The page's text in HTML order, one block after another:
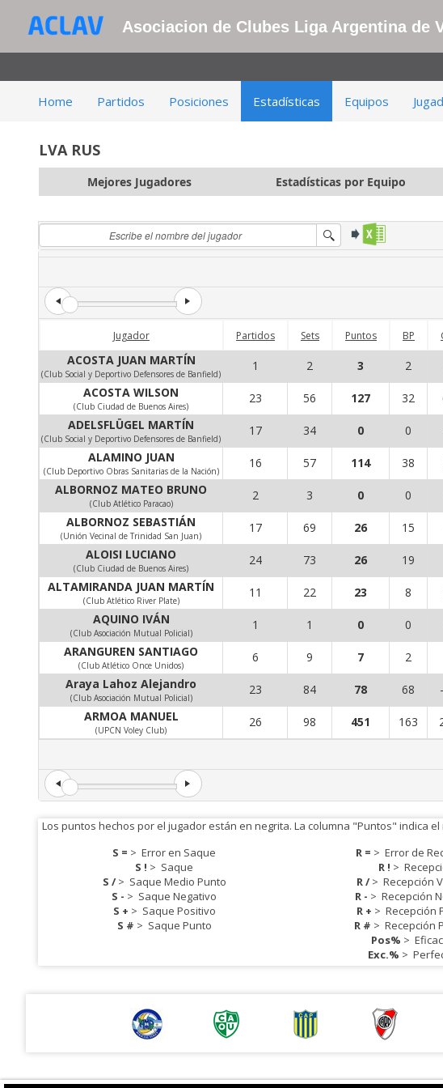
Asociacion de Clubes Liga Argentina de
Home Partidos Posiciones Estadísticas Equipos
LVA RUS
Mejores Jugadores Estadísticas por Equipo
Jugador Partidos Sets Puntos BP
ACOSTA JUAN MARTÍN
(Club Social y Deportivo Defensores de Banfield)
1 2 3 2
ACOSTA WILSON
(Club Ciudad de Buenos Aires)
23 56 127 32
ADELSFLÜGEL MARTÍN
(Club Social y Deportivo Defensores de Banfield)
17 34 0 0
ALAMINO JUAN
(Club Deportivo Obras Sanitarias de la Nación)
16 57 114 38
ALBORNOZ MATEO BRUNO
(Club Atlético Paracao)
2 3 0 0
ALBORNOZ SEBASTIÁN
(Unión Vecinal de Trinidad San Juan)
17 69 26 15
ALOISI LUCIANO
(Club Ciudad de Buenos Aires)
24 73 26 19
ALTAMIRANDA JUAN MARTÍN
(Club Atlético River Plate)
11 22 23 8
AQUINO IVÁN
(Club Asociación Mutual Policial)
1 1 0 0
ARANGUREN SANTIAGO
(Club Atlético Once Unidos)
6 9 7 2
Araya Lahoz Alejandro
(Club Asociación Mutual Policial)
23 84 78 68
ARMOA MANUEL
(UPCN Voley Club)
26 98 451 163
Los puntos hechos por el jugador están en negrita. La columna "Puntos" indica
S = >Error en Saque
S ! > Saque
S /> Saque Medio Punto
S - > Saque Negativo
S + > Saque Positivo
S # > Saque Punto
R = >Error de
R ! >
R /> Recepción
R - >Recepción
R + > Recepción
R # > Recepción
Pos% >
Exc.% >